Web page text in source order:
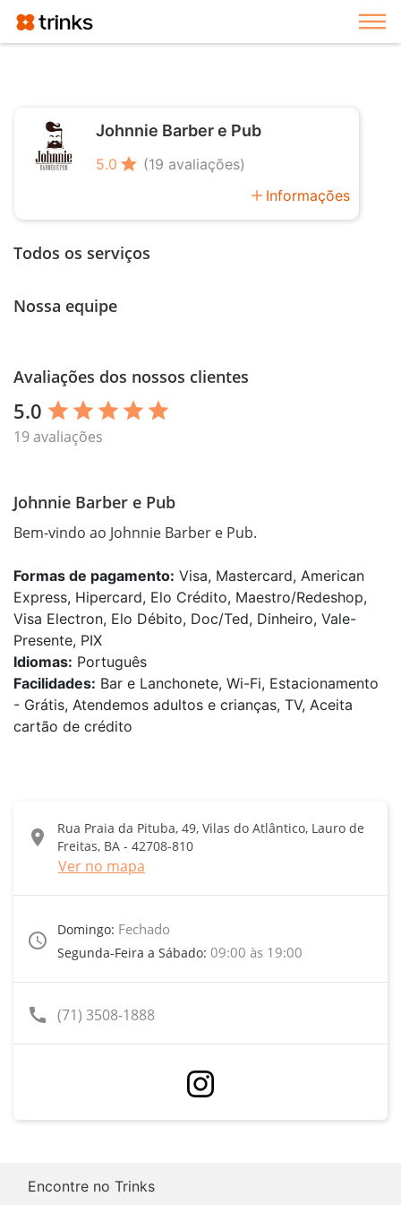
Johnnie Barber e Pub
5.0 star (19 avaliações)
add Informações
Todos os serviços
Nossa equipe
Avaliações dos nossos clientes
5.0 star star star star star
19 avaliações
Johnnie Barber e Pub
Bem-vindo ao Johnnie Barber e Pub.
Formas de pagamento: Visa, Mastercard, American
Express, Hipercard, Elo Crédito, Maestro/Redeshop,
Visa Electron, Elo Débito, Doc/Ted, Dinheiro, Vale-
Presente, PIX
Idiomas: Português
Facilidades: Bar e Lanchonete, Wi-Fi, Estacionamento
- Grátis, Atendemos adultos e crianças, TV, Aceita
cartão de crédito
location_on
Rua Praia da Pituba, 49, Vilas do Atlântico, Lauro de
Freitas, BA - 42708-810
Ver no mapa
access_time
Domingo: Fechado
Segunda-Feira a Sábado: 09:00 às 19:00
call (71) 3508-1888
Encontre no Trinks